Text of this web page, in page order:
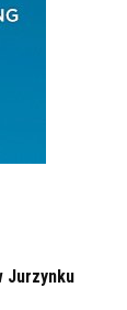
Jurzynku